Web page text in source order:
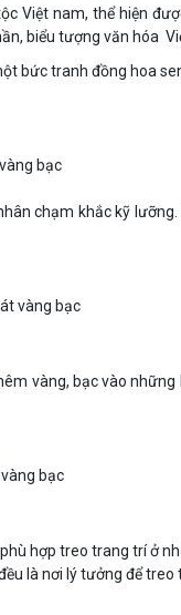
Việt nam, thể hiện
biểu tượng văn hóa
bức tranh đồng hoa
bạc
chạm khắc kỹ
vàng bạc
vàng, bạc vào những
bạc
hợp treo trang trí ở
là nơi lý tưởng để treo